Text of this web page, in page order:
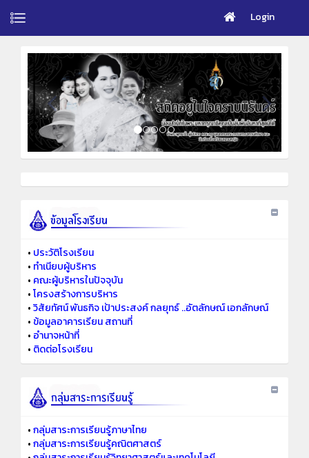
Login
• ประวัติโรงเรียน
• ทำเนียบผู้บริหาร
• คณะผู้บริหารในปัจจุบัน
•โครงสร้างการบริหาร
•วิสัยทัศน์ พันธกิจ เป้าประสงค์ กลยุทธ์ ..อัตลักษณ์ เอกลักษณ์
• ข้อมูลอาคารเรียน สถานที่
• อำนาจหน้าที่
• ติดต่อโรงเรียน
•กลุ่มสาระการเรียนรู้ภาษาไทย
•กลุ่มสาระการเรียนรู้คณิตศาสตร์